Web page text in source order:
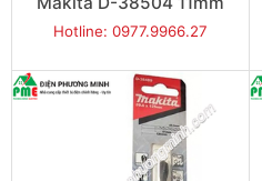
Hotline: 0977.9966.27